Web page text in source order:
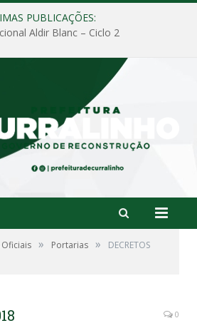
PUBLICAÇÕES:
Aldir Blanc – Ciclo 2
» Portarias »
DECRETOS
0